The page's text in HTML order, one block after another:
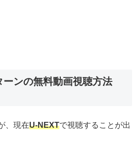
ーンの無料動画視聴方法
、現在U-NEXTで視聴することが出